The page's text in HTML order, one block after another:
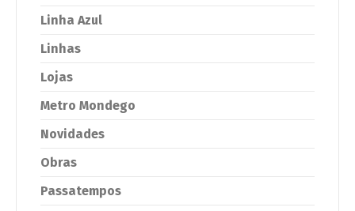
Linha Azul
Linhas
Lojas
Metro Mondego
Novidades
Obras
Passatempos